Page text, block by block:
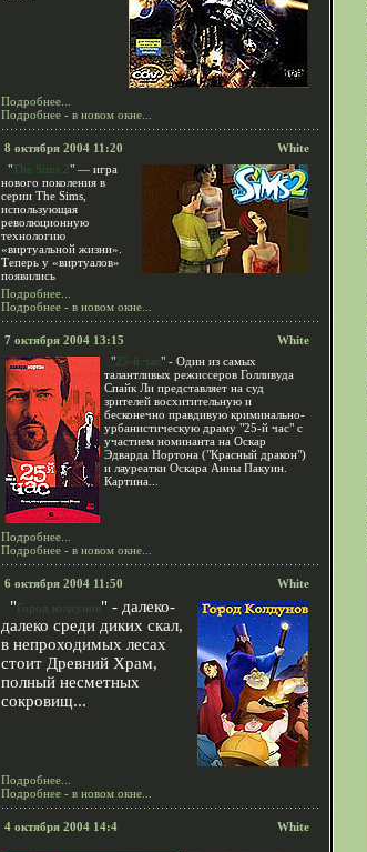
Подробнее...
Подробнее - в новом окне...
8 октября 2004 11:20
White
"The Sims 2" — игра
нового поколения в
серии The Sims,
использующая
революционную
технологию
«виртуальной жизни».
Теперь у «виртуалов»
появились
Подробнее...
Подробнее - в новом окне...
7 октября 2004 13:15
White
"25-й час" - Один из самых
талантливых режиссеров Голливуда
Спайк Ли представляет на суд
зрителей восхитительную и
бесконечно правдивую криминально-
урбанистическую драму "25-й час" с
участием номинанта на Оскар
Эдварда Нортона ("Красный дракон")
и лауреатки Оскара Анны Пакуин.
Картина...
Подробнее...
Подробнее - в новом окне...
6 октября 2004 11:50 White
"Город колдунов" - далеко-
далеко среди диких скал,
в непроходимых лесах
стоит Древний Храм,
полный несметных
сокровищ...
Подробнее...
Подробнее - в новом окне...
4 октября 2004 14:4 White